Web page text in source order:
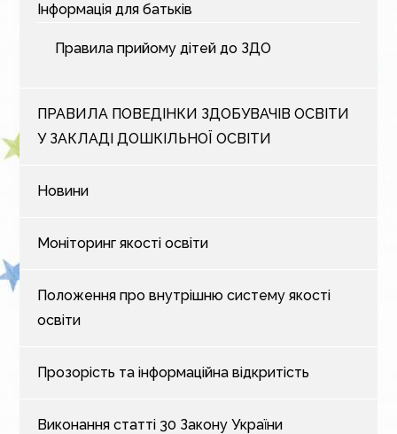
Інформація для батьків
Правила прийому дітей до ЗДО
ПРАВИЛА ПОВЕДІНКИ ЗДОБУВАЧІВ ОСВІТИ
У ЗАКЛАДІ ДОШКІЛЬНОЇ ОСВІТИ
Новини
Моніторинг якості освіти
Положення про внутрішню систему якості
освіти
Прозорість та інформаційна відкритість
Виконання статті 30 Закону України